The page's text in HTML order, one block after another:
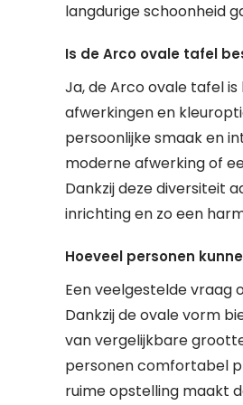
langdurige schoonheid
Is de Arco ovale tafel
Ja, de Arco ovale tafel
afwerkingen en
persoonlijke smaak en
moderne afwerking of
Dankzij deze diversiteit
inrichting en zo een
Hoeveel personen
Een veelgestelde vraag
Dankzij de ovale vorm
van vergelijkbare
personen comfortabel
ruime opstelling maakt